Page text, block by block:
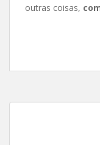
outras coisas,